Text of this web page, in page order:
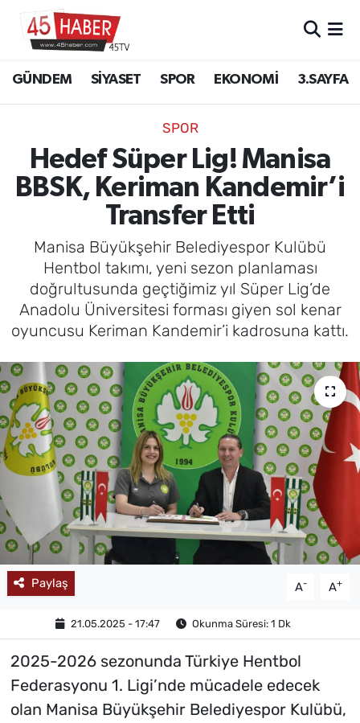
GÜNDEM SİYASET SPOR EKONOMİ 3.SAYFA
SPOR
Hedef Süper Lig! Manisa
BBSK, Keriman Kandemir’i
Transfer Etti
Manisa Büyükşehir Belediyespor Kulübü
Hentbol takımı, yeni sezon planlaması
doğrultusunda geçtiğimiz yıl Süper Lig’de
Anadolu Üniversitesi forması giyen sol kenar
oyuncusu Keriman Kandemir’i kadrosuna kattı.
Paylaş A- A+
21.05.2025 - 17:47 Okunma Süresi: 1 Dk
2025-2026 sezonunda Türkiye Hentbol
Federasyonu 1. Ligi’nde mücadele edecek
olan Manisa Büyükşehir Belediyespor Kulübü,
SİYASET
EKONOMİ
EĞİTİM
SAĞLIK
MAGAZİN
Manisa Hava Durumu
Manisa Trafik Yoğunluk Haritası
Süper Lig Puan Durumu ve Fikstür
Tüm Manşetler
Son Dakika Haberleri